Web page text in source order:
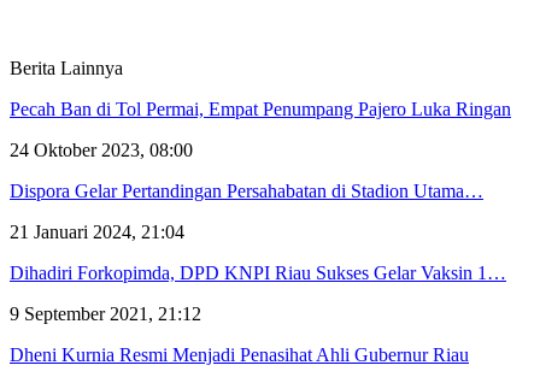
Berita Lainnya
Pecah Ban di Tol Permai, Empat Penumpang Pajero Luka Ringan
24 Oktober 2023, 08:00
Dispora Gelar Pertandingan Persahabatan di Stadion Utama…
21 Januari 2024, 21:04
Dihadiri Forkopimda, DPD KNPI Riau Sukses Gelar Vaksin 1…
9 September 2021, 21:12
Dheni Kurnia Resmi Menjadi Penasihat Ahli Gubernur Riau